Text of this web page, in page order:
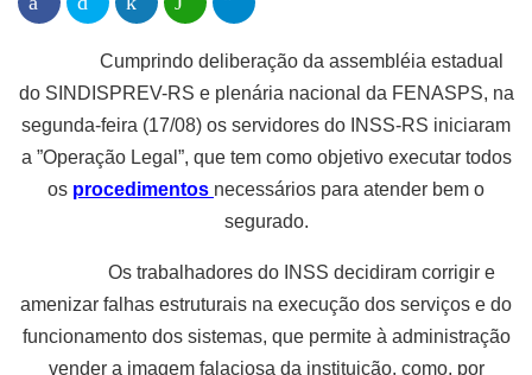
Cumprindo deliberação da assembléia estadual
do SINDISPREV-RS e plenária nacional da FENASPS, na
segunda-feira (17/08) os servidores do INSS-RS iniciaram
a ”Operação Legal”, que tem como objetivo executar todos
os procedimentos necessários para atender bem o
segurado.
Os trabalhadores do INSS decidiram corrigir e
amenizar falhas estruturais na execução dos serviços e do
funcionamento dos sistemas, que permite à administração
vender a imagem falaciosa da instituição, como, por